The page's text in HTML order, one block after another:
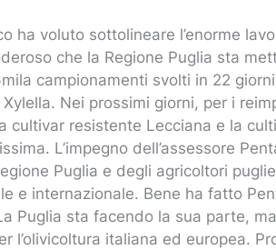
ha voluto sottolineare l’enorme
che la Regione Puglia sta
campionamenti svolti in 22
Nei prossimi giorni, per i
cultivar resistente Lecciana e la
L’impegno dell’assessore
Puglia e degli agricoltori
e internazionale. Bene ha fatto
Puglia sta facendo la sua parte,
l’olivicoltura italiana ed europea.